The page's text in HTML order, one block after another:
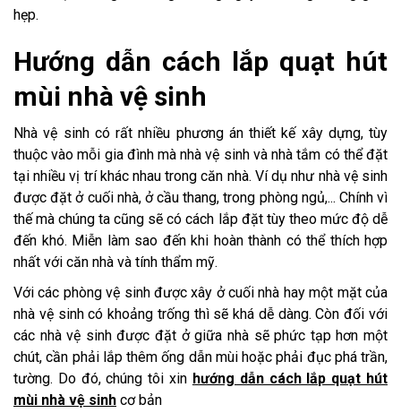
hẹp.
Hướng dẫn cách lắp quạt hút
mùi nhà vệ sinh
Nhà vệ sinh có rất nhiều phương án thiết kế xây dựng, tùy
thuộc vào mỗi gia đình mà nhà vệ sinh và nhà tắm có thể đặt
tại nhiều vị trí khác nhau trong căn nhà. Ví dụ như nhà vệ sinh
được đặt ở cuối nhà, ở cầu thang, trong phòng ngủ,... Chính vì
thế mà chúng ta cũng sẽ có cách lắp đặt tùy theo mức độ dễ
đến khó. Miễn làm sao đến khi hoàn thành có thể thích hợp
nhất với căn nhà và tính thẩm mỹ.
Với các phòng vệ sinh được xây ở cuối nhà hay một mặt của
nhà vệ sinh có khoảng trống thì sẽ khá dễ dàng. Còn đối với
các nhà vệ sinh được đặt ở giữa nhà sẽ phức tạp hơn một
chút, cần phải lắp thêm ống dẫn mùi hoặc phải đục phá trần,
tường. Do đó, chúng tôi xin hướng dẫn cách lắp quạt hút
mùi nhà vệ sinh cơ bản